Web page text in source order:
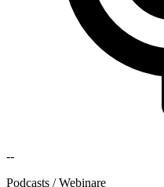
--
Podcasts / Webinare